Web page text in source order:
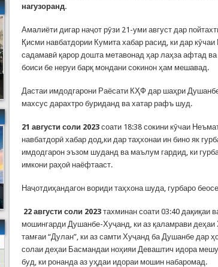
нагузоранд.
Амалиёти дигар наҷот рӯзи 21-уми август дар
Қисми навбатдории Кумита хабар расид, ки дар
садамавӣ қарор дошта метавонад ҳар лаҳза афтад
боиси бе неруи барқ мондани сокинон ҳам мешавад.
Дастаи имдодгарони Раёсати КҲФ дар шаҳри
махсус дарахтро буриданд ва хатар рафъ шуд.
21 августи соли 2023 соати 18:38 сокини кӯчаи
навбатдорӣ хабар дод,ки дар таҳхонаи ин бино як
имдодгарон эъзом шуданд ва маълум гардид, ки
имкони раҳоӣ наёфтааст.
Наҷотдиҳандагон вориди таҳхона шуда, гурбаро
22 августи соли 2023 тахминан соати 03:40 дақиқаи
мошингарди Душанбе-Хуҷанд, ки аз қаламрави
тамғаи “Дулан”, ки аз самти Хуҷанд ба Душанбе дар
солаи деҳаи Басмандаи ноҳияи Деваштич идора
буд, ки ронанда аз уҳдаи идораи мошин набаромад.